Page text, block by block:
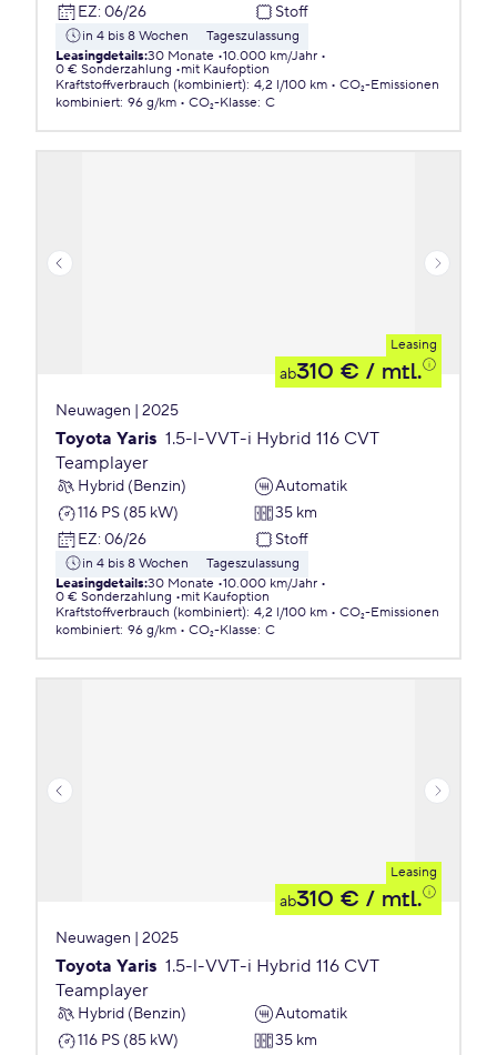
EZ: 06/26 Stoff
in 4 bis 8 Wochen
Tageszulassung
Leasingdetails:30 Monate 10.000 km/Jahr
0 € Sonderzahlung
mit Kaufoption
Kraftstoffverbrauch (kombiniert): 4,2 l/100 km
CO₂-Emissionen
kombiniert: 96 g/km CO₂-Klasse: C
Leasing
ab310 € / mtl.
Neuwagen | 2025
Toyota Yaris 1.5-l-VVT-i Hybrid 116 CVT
Teamplayer
Hybrid (Benzin)
Automatik
116 PS (85 kW)
35 km
EZ: 06/26 Stoff
in 4 bis 8 Wochen
Tageszulassung
Leasingdetails:30 Monate 10.000 km/Jahr
0 € Sonderzahlung
mit Kaufoption
Kraftstoffverbrauch (kombiniert): 4,2 l/100 km
CO₂-Emissionen
kombiniert: 96 g/km CO₂-Klasse: C
Leasing
ab310 € / mtl.
Neuwagen | 2025
Toyota Yaris 1.5-l-VVT-i Hybrid 116 CVT
Teamplayer
Hybrid (Benzin)
Automatik
116 PS (85 kW)
35 km